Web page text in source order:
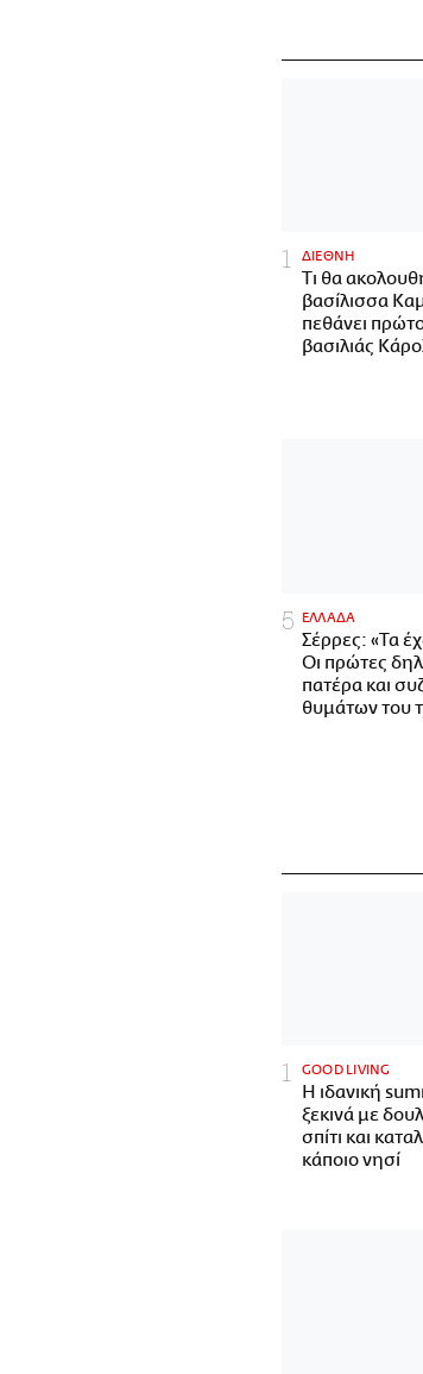
ΔΙΕΘΝΗ
Τι θα
βασίλισσα
πεθάνει
βασιλιάς
ΕΛΛΑΔΑ
Σέρρες: «Τα
Οι πρώτες
πατέρα και
θυμάτων του
GOOD LIVING
Η ιδανική
ξεκινά με
σπίτι και
κάποιο νησί